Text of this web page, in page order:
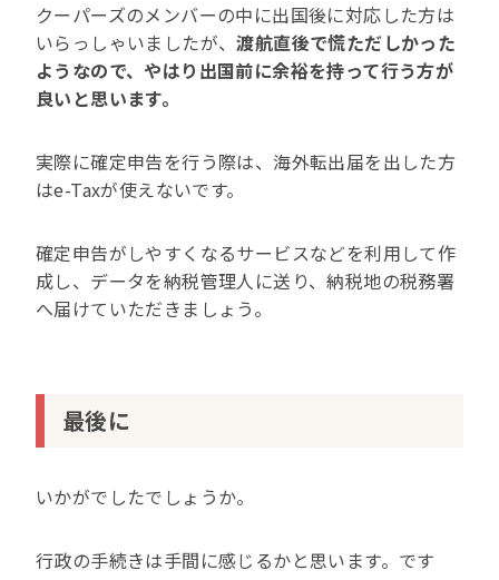
クーパーズのメンバーの中に出国後に対応した方は
いらっしゃいましたが、渡航直後で慌ただしかった
ようなので、やはり出国前に余裕を持って行う方が
良いと思います。
実際に確定申告を行う際は、海外転出届を出した方
はe-Taxが使えないです。
確定申告がしやすくなるサービスなどを利用して作
成し、データを納税管理人に送り、納税地の税務署
へ届けていただきましょう。
最後に
いかがでしたでしょうか。
行政の手続きは手間に感じるかと思います。です